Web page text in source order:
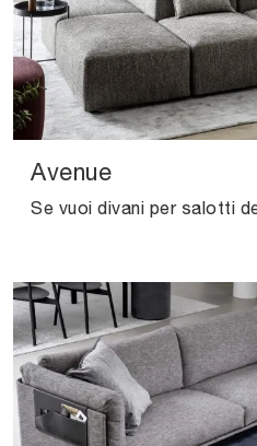
Avenue